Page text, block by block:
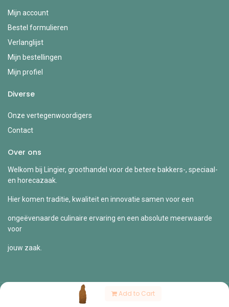
Add to Cart
Mijn account
Bestel formulieren
Verlanglijst
Mijn bestellingen
Mijn profiel
Diverse
Onze vertegenwoordigers
Contact
Over ons
Welkom bij Lingier, groothandel voor de betere bakkers-, speciaal-
en horecazaak.
Hier komen traditie, kwaliteit en innovatie samen voor een
ongeëvenaarde culinaire ervaring en een absolute meerwaarde
voor
jouw zaak.
Copyright © Lingier